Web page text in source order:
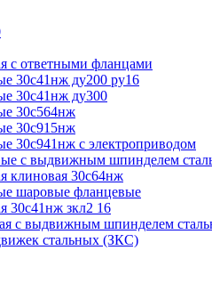
с ответными фланцами
30с41нж ду200 ру16
30с41нж ду300
30с564нж
30с915нж
30с941нж с электроприводом
с выдвижным шпинделем
клиновая 30с64нж
шаровые фланцевые
30с41нж зкл2 16
с выдвижным шпинделем
стальных (ЗКС)